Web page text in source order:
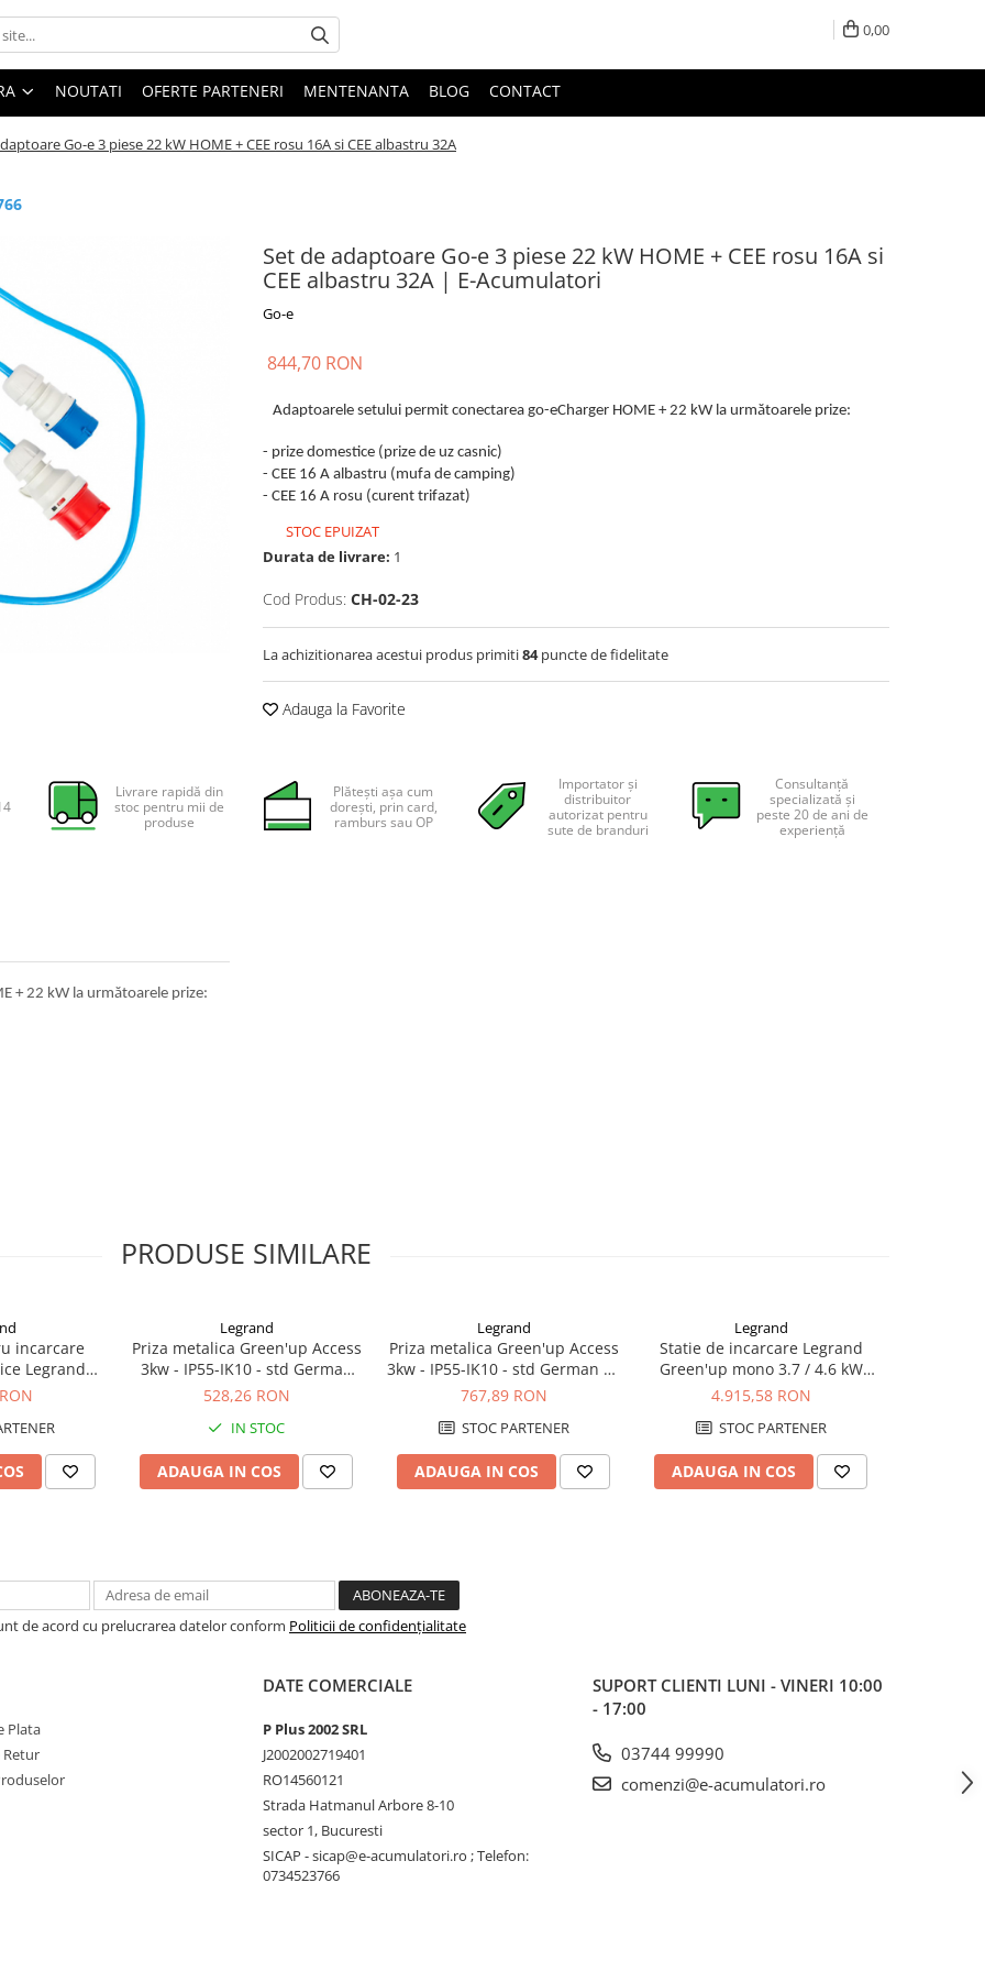
0,00
NOUTATI OFERTE PARTENERI MENTENANTA BLOG CONTACT
Go-e 3 piese 22 kW HOME + CEE rosu 16A si CEE albastru 32A
Set de adaptoare Go-e 3 piese 22 kW HOME + CEE rosu 16A si
CEE albastru 32A | E-Acumulatori
Go-e
844,70 RON
Adaptoarele setului permit conectarea go-eCharger HOME + 22 kW la următoarele prize:
- prize domestice (prize de uz casnic)
- CEE 16 A albastru (mufa de camping)
- CEE 16 A rosu (curent trifazat)
STOC EPUIZAT
Durata de livrare: 1
Cod Produs: CH-02-23
La achizitionarea acestui produs primiti84puncte de fidelitate
Adauga la Favorite
Livrare rapidă din
stoc pentru mii de
produse
Plătești așa cum
dorești, prin card,
ramburs sau OP
Importator și
distribuitor
autorizat pentru
sute de branduri
Consultanță
specializată și
peste 20 de ani de
experiență
+ 22 kW la următoarele prize:
PRODUSE SIMILARE
incarcare
Legrand
IP55
Legrand
Priza metalica Green'up Access
3kw - IP55-IK10 - std German
077856
528,26 RON
IN STOC
ADAUGA IN COS
Legrand
Priza metalica Green'up Access
3kw - IP55-IK10 - std German cu
capac blocat 077857
767,89 RON
STOC PARTENER
ADAUGA IN COS
Legrand
Statie de incarcare Legrand
Green'up mono 3.7 / 4.6 kW
16/20 A - Modul 3 - 059020
4.915,58 RON
STOC PARTENER
ADAUGA IN COS
de acord cu prelucrarea datelor conform Politicii de confidențialitate
Plata
Retur
DATE COMERCIALE
P Plus 2002 SRL
J2002002719401
RO14560121
Strada Hatmanul Arbore 8-10
sector 1, Bucuresti
SICAP - sicap@e-acumulatori.ro ; Telefon:
0734523766
SUPORT CLIENTI LUNI - VINERI 10:00
- 17:00
03744 99990
comenzi@e-acumulatori.ro